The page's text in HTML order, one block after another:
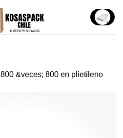
800 &veces; 800 en plietileno